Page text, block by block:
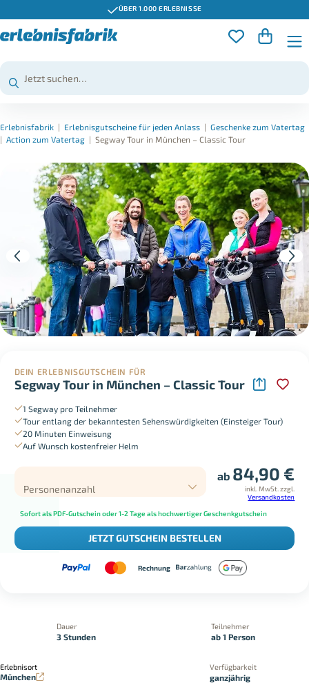
ÜBER 1.000 ERLEBNISSE
Erlebnisfabrik | Erlebnisgutscheine für jeden Anlass | Geschenke zum Vatertag
| Action zum Vatertag | Segway Tour in München – Classic Tour
DEIN ERLEBNISGUTSCHEIN FÜR
Segway Tour in München – Classic Tour
1 Segway pro Teilnehmer
Tour entlang der bekanntesten Sehenswürdigkeiten (Einsteiger Tour)
20 Minuten Einweisung
Auf Wunsch kostenfreier Helm
Personenanzahl
ab 84,90 €
inkl. MwSt. zzgl.
Versandkosten
Sofort als PDF-Gutschein oder 1-2 Tage als hochwertiger Geschenkgutschein
JETZT GUTSCHEIN BESTELLEN
Rechnung
Dauer
3 Stunden
Teilnehmer
ab 1 Person
Erlebnisort
München
Verfügbarkeit
ganzjährig